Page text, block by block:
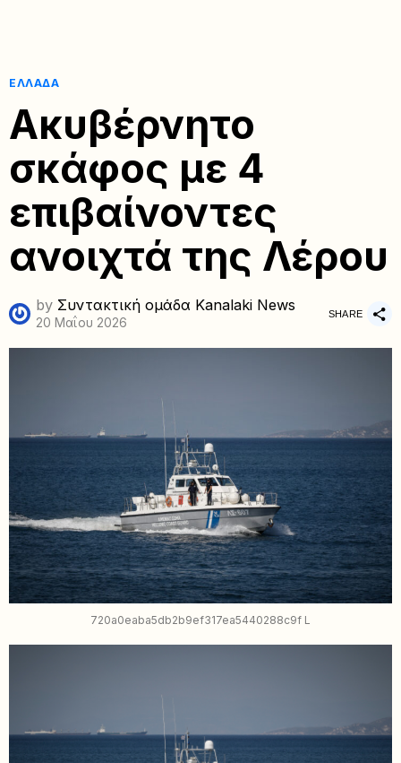
ΕΛΛΆΔΑ
Ακυβέρνητο
σκάφος με 4
επιβαίνοντες
ανοιχτά της Λέρου
by Συντακτική ομάδα Kanalaki News
20 Μαΐου 2026
SHARE
720a0eaba5db2b9ef317ea5440288c9f L